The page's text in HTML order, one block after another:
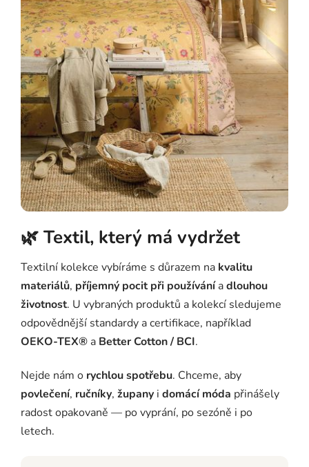
🌿 Textil, který má vydržet
Textilní kolekce vybíráme s důrazem na kvalitu
materiálů, příjemný pocit při používáníadlouhou
životnost. U vybraných produktů a kolekcí sledujeme
odpovědnější standardy a certifikace, například
OEKO-TEX® a Better Cotton / BCI.
Nejde nám o rychlou spotřebu. Chceme, aby
povlečení, ručníky, župany i domácí móda přinášely
radost opakovaně — po vyprání, po sezóně i po
letech.